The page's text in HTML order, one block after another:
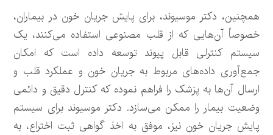
همچنین، دکتر موسیوند، برای پایش جریان خون در بیماران،
خصوصاً آن‌هایی که از قلب مصنوعی استفاده می‌کنند، یک
سیستم کنترلی قابل پیوند توسعه داده است که امکان
جمع‌آوری داده‌های مربوط به جریان خون و عملکرد قلب و
ارسال آن‌ها به پزشک را فراهم نموده که کنترل دقیق و دائمی
وضعیت بیمار را ممکن می‌سازد. دکتر موسیوند برای سیستم
پایش جریان خون نیز، موفق به اخذ گواهی ثبت اختراع، به